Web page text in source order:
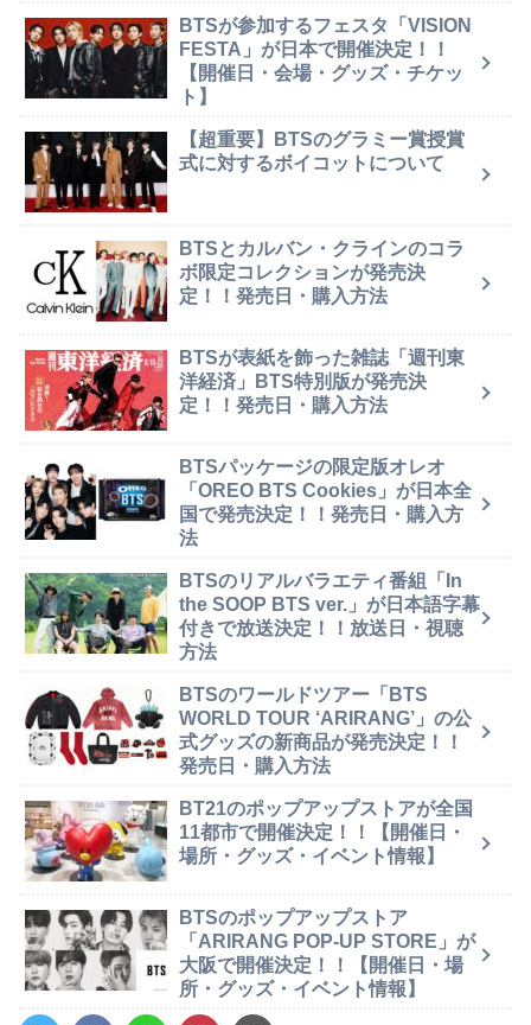
BTSが参加するフェスタ「VISION
FESTA」が日本で開催決定！！
【開催日・会場・グッズ・チケッ
ト】
【超重要】BTSのグラミー賞授賞
式に対するボイコットについて
BTSとカルバン・クラインのコラ
ボ限定コレクションが発売決
定！！発売日・購入方法
BTSが表紙を飾った雑誌「週刊東
洋経済」BTS特別版が発売決
定！！発売日・購入方法
BTSパッケージの限定版オレオ
「OREO BTS Cookies」が日本全
国で発売決定！！発売日・購入方
法
BTSのリアルバラエティ番組「In
the SOOP BTS ver.」が日本語字幕
付きで放送決定！！放送日・視聴
方法
BTSのワールドツアー「BTS
WORLD TOUR ‘ARIRANG’」の公
式グッズの新商品が発売決定！！
発売日・購入方法
BT21のポップアップストアが全国
11都市で開催決定！！【開催日・
場所・グッズ・イベント情報】
BTSのポップアップストア
「ARIRANG POP-UP STORE」が
大阪で開催決定！！【開催日・場
所・グッズ・イベント情報】